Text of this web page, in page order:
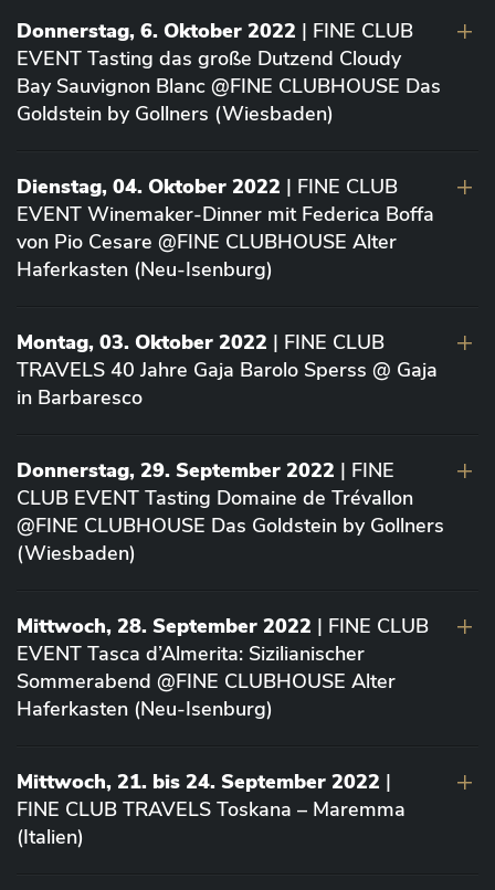
Donnerstag, 6. Oktober 2022 | FINE CLUB
EVENT Tasting das große Dutzend Cloudy
Bay Sauvignon Blanc @FINE CLUBHOUSE Das
Goldstein by Gollners (Wiesbaden)
Dienstag, 04. Oktober 2022 | FINE CLUB
EVENT Winemaker-Dinner mit Federica Boffa
von Pio Cesare @FINE CLUBHOUSE Alter
Haferkasten (Neu-Isenburg)
Montag, 03. Oktober 2022 | FINE CLUB
TRAVELS 40 Jahre Gaja Barolo Sperss @ Gaja
in Barbaresco
Donnerstag, 29. September 2022 | FINE
CLUB EVENT Tasting Domaine de Trévallon
@FINE CLUBHOUSE Das Goldstein by Gollners
(Wiesbaden)
Mittwoch, 28. September 2022 | FINE CLUB
EVENT Tasca d’Almerita: Sizilianischer
Sommerabend @FINE CLUBHOUSE Alter
Haferkasten (Neu-Isenburg)
Mittwoch, 21. bis 24. September 2022 |
FINE CLUB TRAVELS Toskana – Maremma
(Italien)